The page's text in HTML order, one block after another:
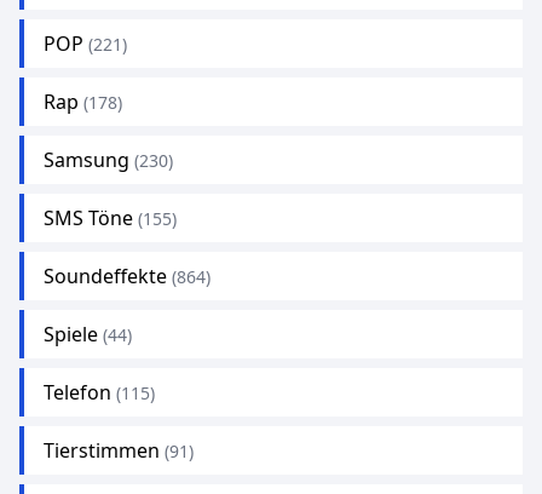
POP (221)
Rap (178)
Samsung (230)
SMS Töne (155)
Soundeffekte (864)
Spiele (44)
Telefon (115)
Tierstimmen (91)